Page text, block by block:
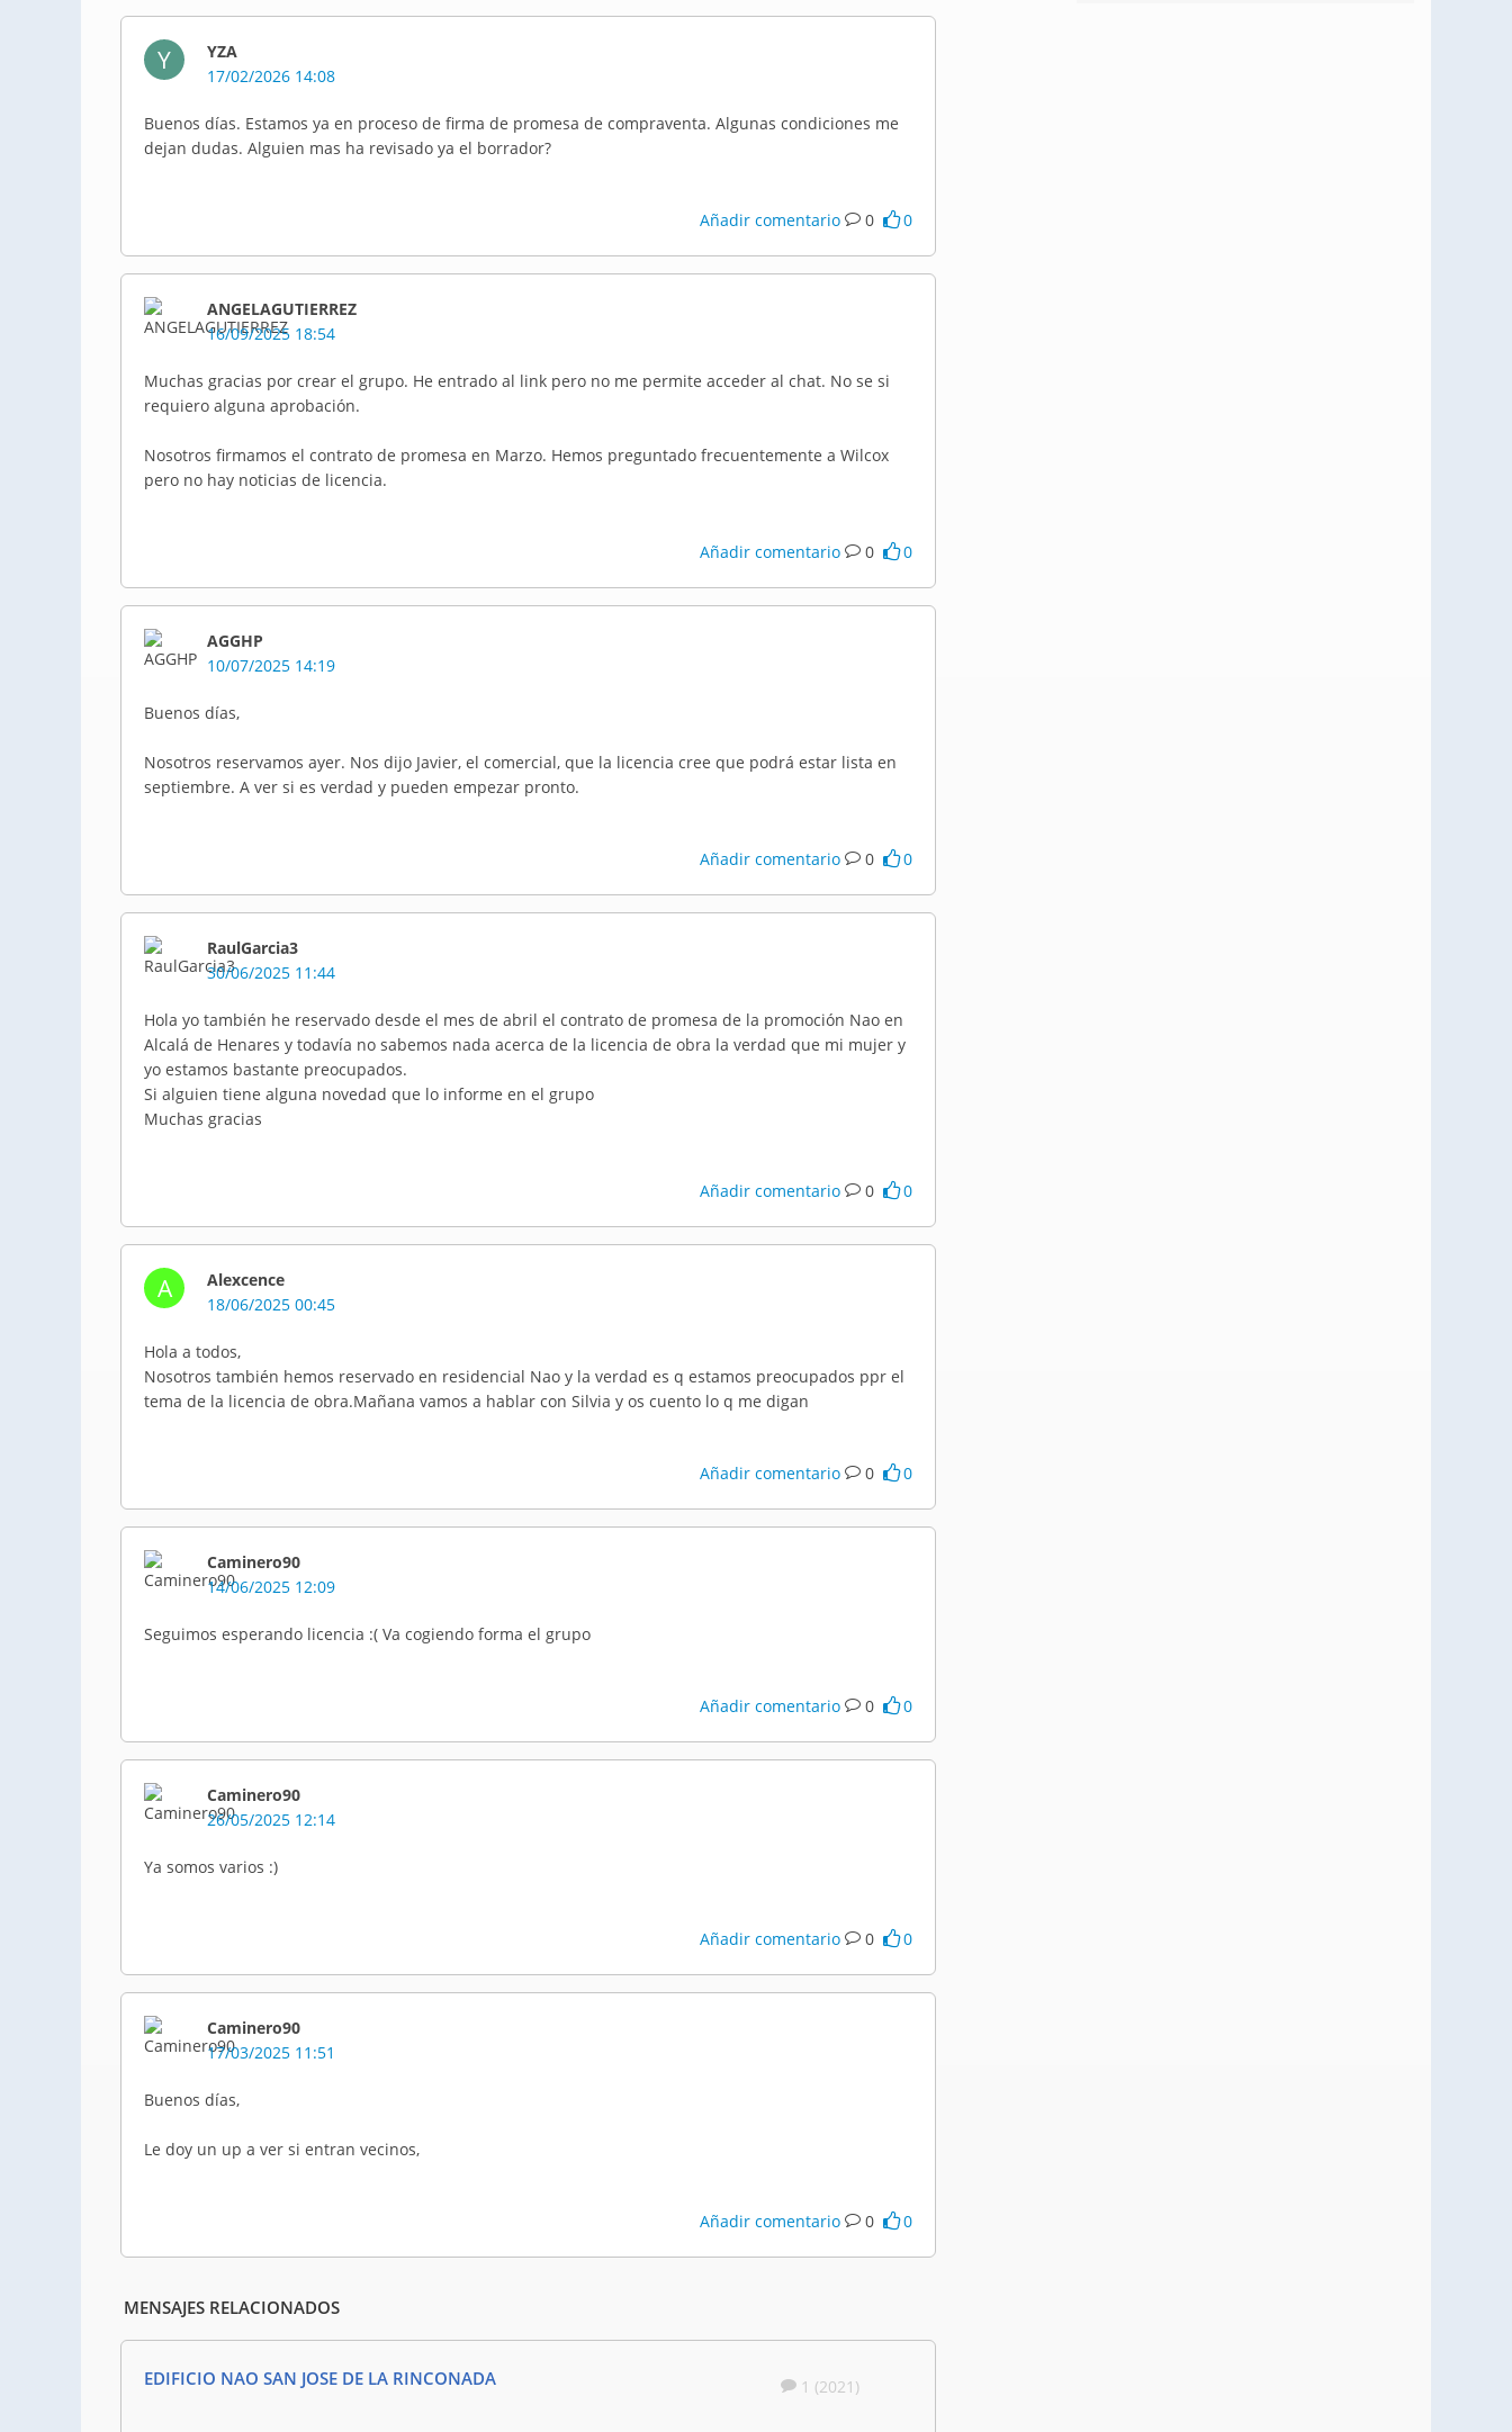
Y
YZA
17/02/2026 14:08
Buenos días. Estamos ya en proceso de firma de promesa de compraventa. Algunas condiciones me
dejan dudas. Alguien mas ha revisado ya el borrador?
Añadir comentario 0 0
ANGELAGUTIERREZ
16/09/2025 18:54
Muchas gracias por crear el grupo. He entrado al link pero no me permite acceder al chat. No se si
requiero alguna aprobación.
Nosotros firmamos el contrato de promesa en Marzo. Hemos preguntado frecuentemente a Wilcox
pero no hay noticias de licencia.
Añadir comentario 0 0
AGGHP
10/07/2025 14:19
Buenos días,
Nosotros reservamos ayer. Nos dijo Javier, el comercial, que la licencia cree que podrá estar lista en
septiembre. A ver si es verdad y pueden empezar pronto.
Añadir comentario 0 0
RaulGarcia3
30/06/2025 11:44
Hola yo también he reservado desde el mes de abril el contrato de promesa de la promoción Nao en
Alcalá de Henares y todavía no sabemos nada acerca de la licencia de obra la verdad que mi mujer y
yo estamos bastante preocupados.
Si alguien tiene alguna novedad que lo informe en el grupo
Muchas gracias
Añadir comentario 0 0
A
Alexcence
18/06/2025 00:45
Hola a todos,
Nosotros también hemos reservado en residencial Nao y la verdad es q estamos preocupados ppr el
tema de la licencia de obra.Mañana vamos a hablar con Silvia y os cuento lo q me digan
Añadir comentario 0 0
Caminero90
14/06/2025 12:09
Seguimos esperando licencia :( Va cogiendo forma el grupo
Añadir comentario 0 0
Caminero90
26/05/2025 12:14
Ya somos varios :)
Añadir comentario 0 0
Caminero90
17/03/2025 11:51
Buenos días,
Le doy un up a ver si entran vecinos,
Añadir comentario 0 0
MENSAJES RELACIONADOS
EDIFICIO NAO SAN JOSE DE LA RINCONADA 1 (2021)